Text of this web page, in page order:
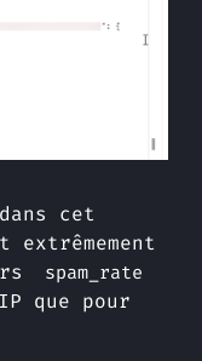
cet
spam_rate
que pour